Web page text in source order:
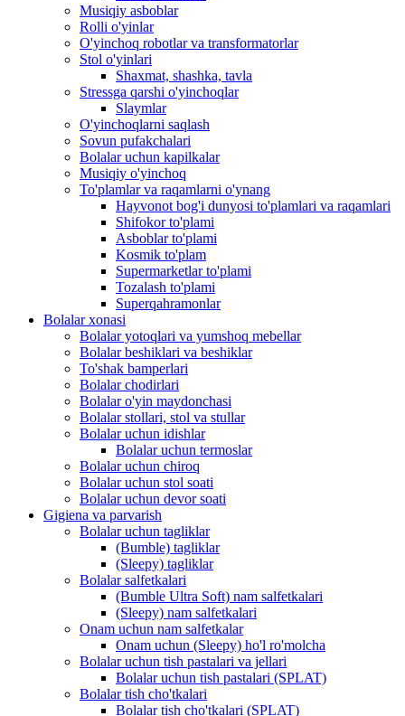
Musiqiy asboblar
Rolli o'yinlar
O'yinchoq robotlar va transformatorlar
Stol o'yinlari
Shaxmat, shashka, tavla
Stressga qarshi o'yinchoqlar
Slaymlar
O'yinchoqlarni saqlash
Sovun pufakchalari
Bolalar uchun kapilkalar
Musiqiy o'yinchoq
To'plamlar va raqamlarni o'ynang
Hayvonot bog'i dunyosi to'plamlari va raqamlari
Shifokor to'plami
Asboblar to'plami
Kosmik to'plam
Supermarketlar to'plami
Tozalash to'plami
Superqahramonlar
Bolalar xonasi
Bolalar yotoqlari va yumshoq mebellar
Bolalar beshiklari va beshiklar
To'shak bamperlari
Bolalar chodirlari
Bolalar o'yin maydonchasi
Bolalar stollari, stol va stullar
Bolalar uchun idishlar
Bolalar uchun termoslar
Bolalar uchun chiroq
Bolalar uchun stol soati
Bolalar uchun devor soati
Gigiena va parvarish
Bolalar uchun tagliklar
(Bumble) tagliklar
(Sleepy) tagliklar
Bolalar salfetkalari
(Bumble Ultra Soft) nam salfetkalari
(Sleepy) nam salfetkalari
Onam uchun nam salfetkalar
Onam uchun (Sleepy) ho'l ro'molcha
Bolalar uchun tish pastalari va jellari
Bolalar uchun tish pastalari (SPLAT)
Bolalar tish cho'tkalari
Bolalar tish cho'tkalari (SPLAT)